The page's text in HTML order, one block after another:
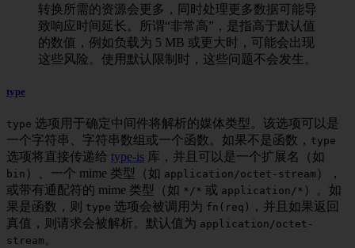
转换所需的资源会更多，同时处理更多数据可能导
致响应时间延长。所谓“非常高”，是指高于默认值
的数值，例如负载为 5 MB 或更大时，可能会出现
这些风险。使用默认限制时，这些问题不会发生。
type
type 选项用于确定中间件将解析的媒体类型。该选项可以是
一个字符串、字符串数组或一个函数。如果不是函数， type
选项将直接传递给 type-is 库，并且可以是一个扩展名（如
bin ）、一个 mime 类型（如 application/octet-stream ），
或带有通配符的 mime 类型（如 */* 或 application/* ）。如
果是函数，则 type 选项会被调用为 fn(req)
，并且如果返回
真值，则请求会被解析。默认值为 application/octet-
stream 。